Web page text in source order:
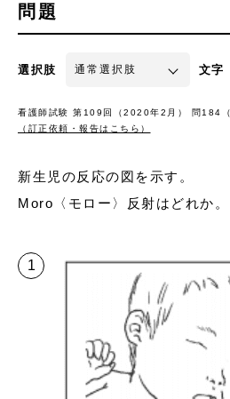
問題
選択肢 文字
看護師試験 第109回（2020年2月） 問184
（訂正依頼・報告はこちら）
新生児の反応の図を示す。
Moro〈モロー〉反射はどれか。